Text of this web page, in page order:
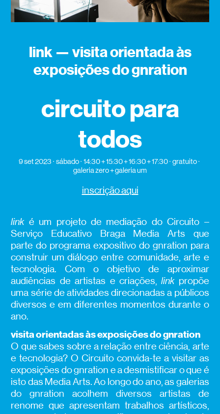
link — visita orientada às
exposições do gnration
circuito para
todos
9 set 2023 sábado 14:30 + 15:30 + 16:30 + 17:30 gratuito
galeria zero + galeria um
inscrição aqui
linké um projeto de mediação do Circuito –
Serviço Educativo Braga Media Arts que
parte do programa expositivo do gnration para
construir um diálogo entre comunidade, arte e
tecnologia. Com o objetivo de aproximar
audiências de artistas e criações,linkpropõe
uma série de atividades direcionadas a públicos
diversos e em diferentes momentos durante o
ano.
visita orientadas às exposições do gnration
O que sabes sobre a relação entre ciência, arte
e tecnologia? O Circuito convida-te a visitar as
exposições do gnration e a desmistificar o que é
isto das Media Arts. Ao longo do ano, as galerias
do gnration acolhem diversos artistas de
renome que apresentam trabalhos artísticos,